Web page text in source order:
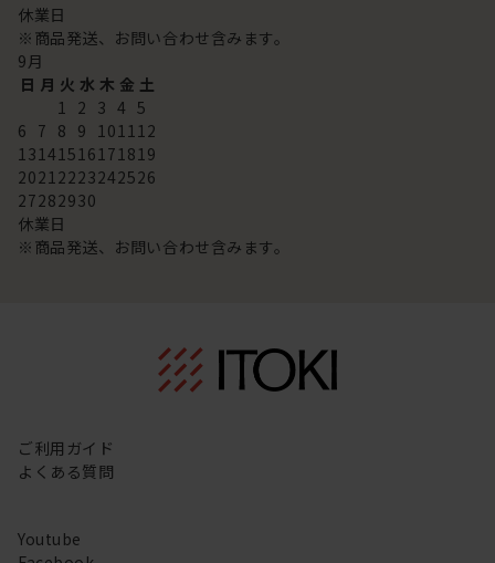
休業日
※商品発送、お問い合わせ含みます。
9月
日 月 火 水 木 金 土
1 2 3 4 5
6 7 8 9 101112
13141516171819
20212223242526
27282930
休業日
※商品発送、お問い合わせ含みます。
ご利用ガイド
よくある質問
Youtube